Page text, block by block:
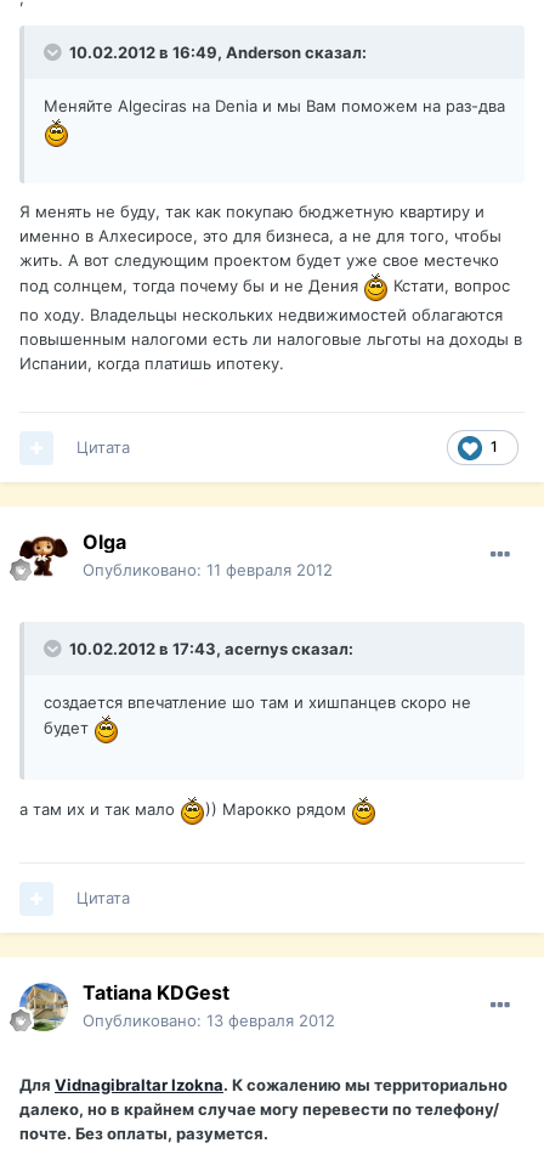
10.02.2012 в 16:49, Anderson сказал:
Меняйте Algeciras на Denia и мы Вам поможем на раз-два
Я менять не буду, так как покупаю бюджетную квартиру и
именно в Алхесиросе, это для бизнеса, а не для того, чтобы
жить. А вот следующим проектом будет уже свое местечко
под солнцем, тогда почему бы и не Дения
Кстати, вопрос
по ходу. Владельцы нескольких недвижимостей облагаются
повышенным налогоми есть ли налоговые льготы на доходы в
Испании, когда платишь ипотеку.
1
Цитата
Olga
Опубликовано: 11 февраля 2012
10.02.2012 в 17:43, acernys сказал:
создается впечатление шо там и хишпанцев скоро не
будет
а там их и так мало )) Марокко рядом
Цитата
Tatiana KDGest
Опубликовано: 13 февраля 2012
Для Vidnagibraltar Izokna. К сожалению мы территориально
далеко, но в крайнем случае могу перевести по телефону/
почте. Без оплаты, разумется.